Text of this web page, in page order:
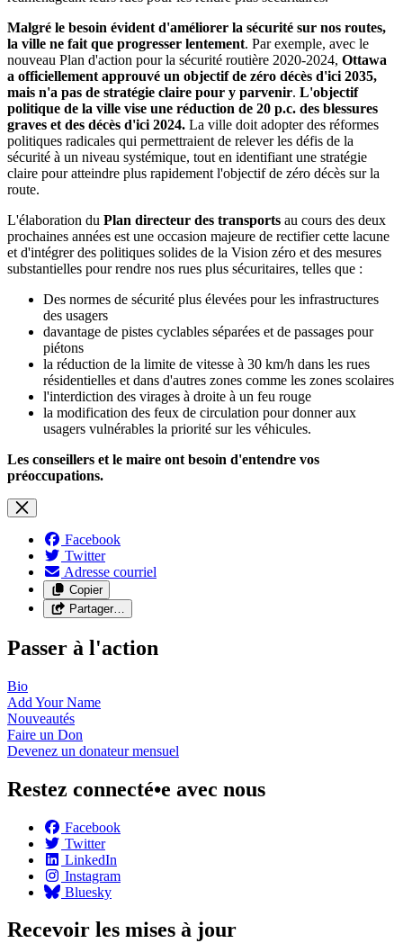
Malgré le besoin évident d'améliorer la sécurité sur nos routes,
la ville ne fait que progresser lentement. Par exemple, avec le
nouveau Plan d'action pour la sécurité routière 2020-2024, Ottawa
a officiellement approuvé un objectif de zéro décès d'ici 2035,
mais n'a pas de stratégie claire pour y parvenir. L'objectif
politique de la ville vise une réduction de 20 p.c. des blessures
graves et des décès d'ici 2024. La ville doit adopter des réformes
politiques radicales qui permettraient de relever les défis de la
sécurité à un niveau systémique, tout en identifiant une stratégie
claire pour atteindre plus rapidement l'objectif de zéro décès sur la
route.
L'élaboration du Plan directeur des transports au cours des deux
prochaines années est une occasion majeure de rectifier cette lacune
et d'intégrer des politiques solides de la Vision zéro et des mesures
substantielles pour rendre nos rues plus sécuritaires, telles que :
Des normes de sécurité plus élevées pour les infrastructures
des usagers
davantage de pistes cyclables séparées et de passages pour
piétons
la réduction de la limite de vitesse à 30 km/h dans les rues
résidentielles et dans d'autres zones comme les zones scolaires
l'interdiction des virages à droite à un feu rouge
la modification des feux de circulation pour donner aux
usagers vulnérables la priorité sur les véhicules.
Les conseillers et le maire ont besoin d'entendre vos
préoccupations.
Facebook
Twitter
Adresse courriel
Copier
Partager…
Passer à l'action
Bio
Add YourName
Nouveautés
Faire un Don
Devenez un donateurmensuel
Restez connecté•e avec nous
Facebook
Twitter
LinkedIn
Instagram
Bluesky
Recevoir les mises à jour